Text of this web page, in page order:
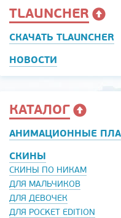
TLAUNCHER
СКАЧАТЬ TLAUNCHER
НОВОСТИ
КАТАЛОГ
АНИМАЦИОННЫЕ
СКИНЫ
СКИНЫ ПО НИКАМ
ДЛЯ МАЛЬЧИКОВ
ДЛЯ ДЕВОЧЕК
ДЛЯ POCKET EDITION